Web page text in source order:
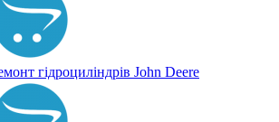
гідроциліндрів John Deere